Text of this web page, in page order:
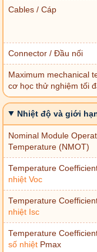
Cables / Cáp
Connector / Đầu nối
Maximum mechanical
cơ học thử nghiệm tối
Nhiệt độ và giới
Nominal Module
Temperature (NMOT)
Temperature
nhiệt Voc
Temperature
nhiệt Isc
Temperature
số nhiệt Pmax